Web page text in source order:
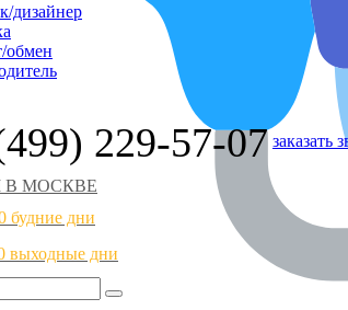
дизайнер
обмен
229-57-07 заказать
МОСКВЕ
будние дни
выходные дни